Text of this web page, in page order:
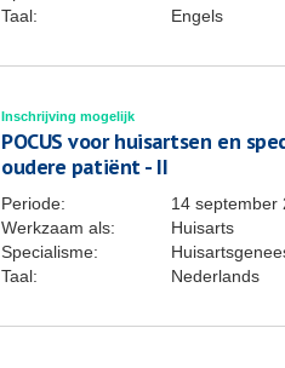
Taal:
Engels
Inschrijving mogelijk
POCUS voor huisartsen en
oudere patiënt - II
Periode:
14 september
Werkzaam als:
Huisarts
Specialisme:
Taal:
Nederlands